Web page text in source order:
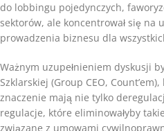
do lobbingu pojedynczych,
sektorów, ale koncentrował się na
prowadzenia biznesu dla
Ważnym uzupełnieniem dyskusji
Szklarskiej (Group CEO,
znaczenie mają nie tylko
regulacje, które eliminowałyby
związane z umowami